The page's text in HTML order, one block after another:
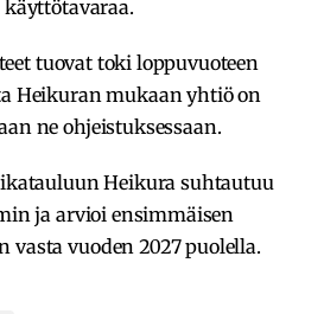
tuovat toki loppuvuoteen
Heikuran mukaan yhtiö on
ne ohjeistuksessaan.
Heikura suhtautuu
ja arvioi ensimmäisen
vasta vuoden 2027 puolella.